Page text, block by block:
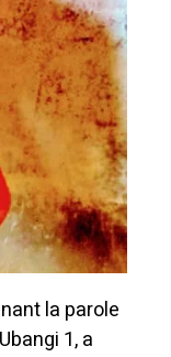
la parole
1, a